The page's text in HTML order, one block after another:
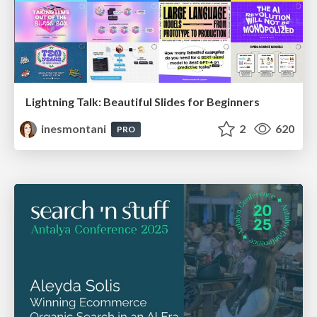
Lightning Talk: Beautiful Slides for Beginners
inesmontani
PRO 2 620